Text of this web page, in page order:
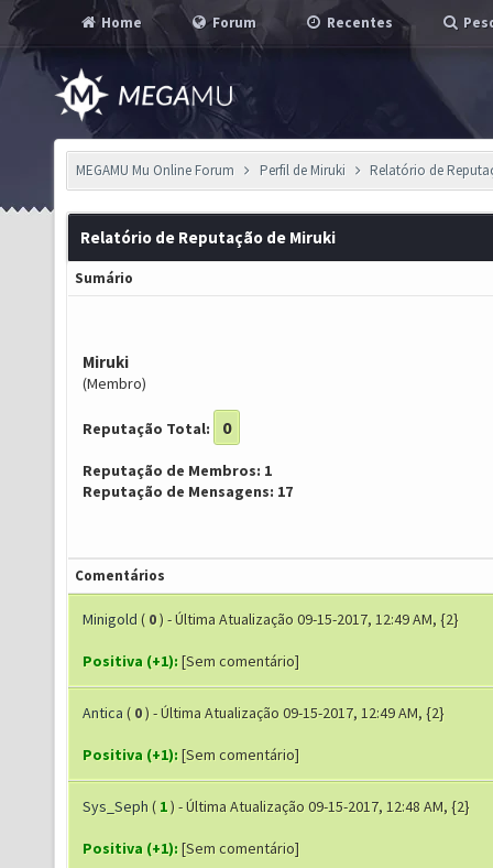
Home Forum Recentes
MEGAMU Mu Online Forum Perfil de Miruki Relatório de
Relatório de Reputação de Miruki
Sumário
Miruki
(Membro)
Reputação Total: 0
Reputação de Membros: 1
Reputação de Mensagens: 17
Comentários
Minigold ( 0) - Última Atualização 09-15-2017, 12:49 AM, {2}
Positiva (+1): [Sem comentário]
Antica ( 0) - Última Atualização 09-15-2017, 12:49 AM, {2}
Positiva (+1): [Sem comentário]
Sys_Seph ( 1) - Última Atualização 09-15-2017, 12:48 AM, {2}
Positiva (+1): [Sem comentário]